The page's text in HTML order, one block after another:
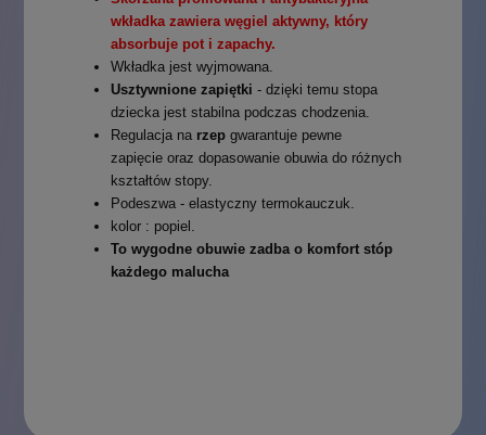
wkładka zawiera węgiel aktywny, który
absorbuje pot i zapachy.
Wkładka jest wyjmowana.
Usztywnione zapiętki- dzięki temu stopa
dziecka jest stabilna podczas chodzenia.
Regulacja na rzepgwarantuje pewne
zapięcie oraz dopasowanie obuwia do różnych
kształtów stopy.
Podeszwa - elastyczny termokauczuk.
kolor : popiel.
To wygodne obuwie zadba o komfort stóp
każdego malucha